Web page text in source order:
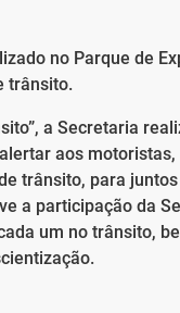
no Parque de
trânsito.
a Secretaria
aos
trânsito, para
a participação da
um no trânsito,